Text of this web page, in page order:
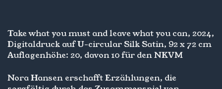
Take what you must and leave what you can, 2024,
Digitaldruck auf U-circular Silk Satin, 92 x 72 cm
Auflagenhöhe: 20, davon 10 für den NKVM
Nora Hansen erschafft Erzählungen, die